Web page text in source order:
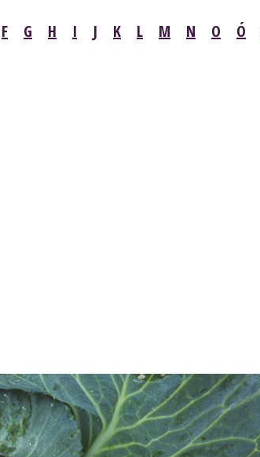
F G H I J K L M N O Ó